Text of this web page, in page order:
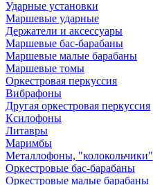
Ударные установки
Маршевые ударные
Держатели и аксессуары
Маршевые бас-барабаны
Маршевые малые барабаны
Маршевые томы
Оркестровая перкуссия
Вибрафоны
Другая оркестровая перкуссия
Ксилофоны
Литавры
Маримбы
Металлофоны, "колокольчики"
Оркестровые бас-барабаны
Оркестровые малые барабаны